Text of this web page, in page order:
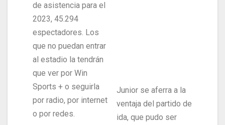
de asistencia para el
2023, 45.294
espectadores. Los
que no puedan entrar
al estadio la tendrán
que ver por Win
Sports + o seguirla
por radio, por internet
o por redes.
Junior se aferra a la
ventaja del partido de
ida, que pudo ser